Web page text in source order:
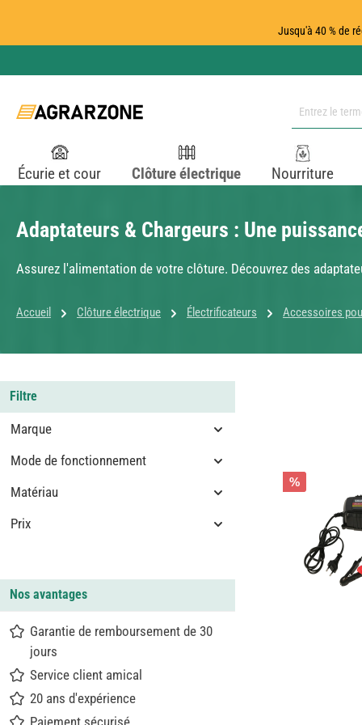
Jusqu'à 40 % de
Écurie et cour Clôture électrique Nourriture
Adaptateurs & Chargeurs : Une
Assurez l'alimentation de votre clôture. Découvrez des
Accueil Clôture électrique Électrificateurs Accessoires
Filtre
Marque
Mode de fonctionnement
Matériau
Prix
Nos avantages
Garantie de remboursement de 30
jours
Service client amical
20 ans d'expérience
Paiement sécurisé
%